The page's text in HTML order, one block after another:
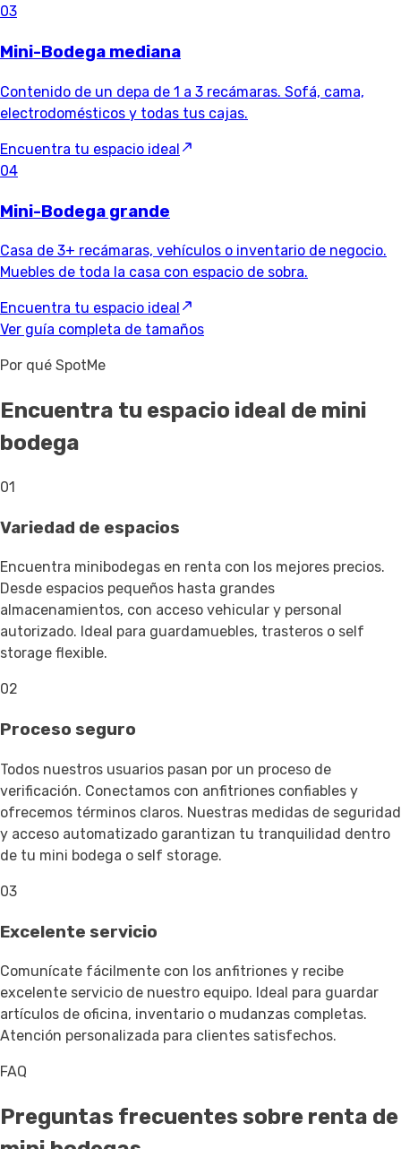
03
Mini-Bodega mediana
Contenido de un depa de 1 a 3 recámaras. Sofá, cama,
electrodomésticos y todas tus cajas.
Encuentra tu espacio ideal
04
Mini-Bodega grande
Casa de 3+ recámaras, vehículos o inventario de negocio.
Muebles de toda la casa con espacio de sobra.
Encuentra tu espacio ideal
Ver guía completa de tamaños
Por qué SpotMe
Encuentra tu espacio ideal de mini
bodega
01
Variedad de espacios
Encuentra minibodegas en renta con los mejores precios.
Desde espacios pequeños hasta grandes
almacenamientos, con acceso vehicular y personal
autorizado. Ideal para guardamuebles, trasteros o self
storage flexible.
02
Proceso seguro
Todos nuestros usuarios pasan por un proceso de
verificación. Conectamos con anfitriones confiables y
ofrecemos términos claros. Nuestras medidas de seguridad
y acceso automatizado garantizan tu tranquilidad dentro
de tu mini bodega o self storage.
03
Excelente servicio
Comunícate fácilmente con los anfitriones y recibe
excelente servicio de nuestro equipo. Ideal para guardar
artículos de oficina, inventario o mudanzas completas.
Atención personalizada para clientes satisfechos.
FAQ
Preguntas frecuentes sobre renta de